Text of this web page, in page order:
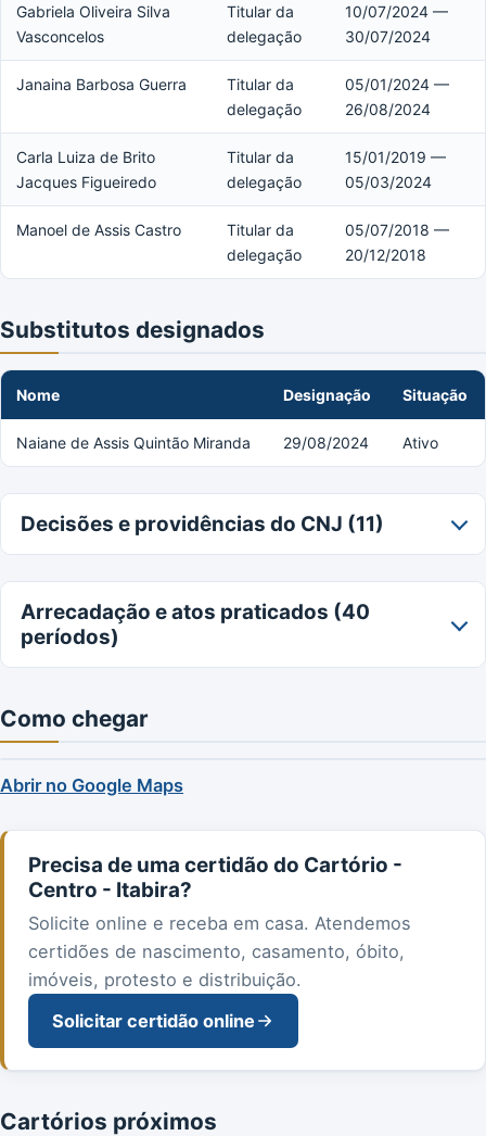
Gabriela Oliveira Silva
Vasconcelos
Titular da
delegação
10/07/2024 —
30/07/2024
Janaina Barbosa Guerra
Titular da
delegação
05/01/2024 —
26/08/2024
Carla Luiza de Brito
Jacques Figueiredo
Titular da
delegação
15/01/2019 —
05/03/2024
Manoel de Assis Castro
Titular da
delegação
05/07/2018 —
20/12/2018
Substitutos designados
Nome Designação Situação
Naiane de Assis Quintão Miranda 29/08/2024 Ativo
Decisões e providências do CNJ (11)
Arrecadação e atos praticados (40
períodos)
Como chegar
Abrir no Google Maps
Precisa de uma certidão do Cartório -
Centro - Itabira?
Solicite online e receba em casa. Atendemos
certidões de nascimento, casamento, óbito,
imóveis, protesto e distribuição.
Solicitar certidão online
Cartórios próximos